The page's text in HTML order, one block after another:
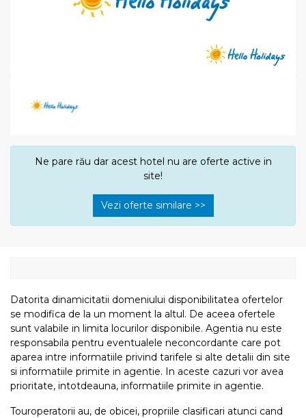
Ne pare rău dar acest hotel nu are oferte active in
site!
Vezi oferte similare >>
Datorita dinamicitatii domeniului disponibilitatea ofertelor
se modifica de la un moment la altul. De aceea ofertele
sunt valabile in limita locurilor disponibile. Agentia nu este
responsabila pentru eventualele neconcordante care pot
aparea intre informatiile privind tarifele si alte detalii din site
si informatiile primite in agentie. In aceste cazuri vor avea
prioritate, intotdeauna, informatiile primite in agentie.
Touroperatorii au, de obicei, propriile clasificari atunci cand